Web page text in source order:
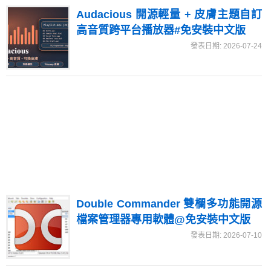
Audacious 開源輕量 + 皮膚主題自訂
高音質跨平台播放器#免安裝中文版
發表日期: 2026-07-24
Double Commander 雙欄多功能開源
檔案管理器專用軟體@免安裝中文版
發表日期: 2026-07-10